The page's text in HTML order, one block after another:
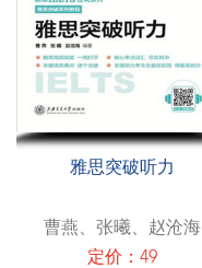
雅思突破听力
曹燕、张曦、赵沧海
定价：49